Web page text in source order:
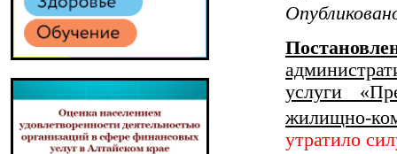
услуги
жилищно-
утратило